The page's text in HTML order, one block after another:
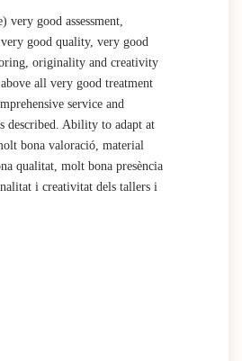
very good assessment,
good quality, very good
originality and creativity
all very good treatment
service and
described. Ability to adapt at
bona valoració, material
qualitat, molt bona presència
i creativitat dels tallers i
amb el client. Servei integral
descrites. Capacitat d